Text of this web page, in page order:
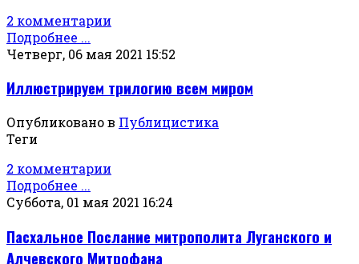
2 комментарии
Подробнее ...
Четверг, 06 мая 2021 15:52
Иллюстрируем трилогию всем миром
Опубликовано в Публицистика
Теги
2 комментарии
Подробнее ...
Суббота, 01 мая 2021 16:24
Пасхальное Послание митрополита Луганского и
Алчевского Митрофана